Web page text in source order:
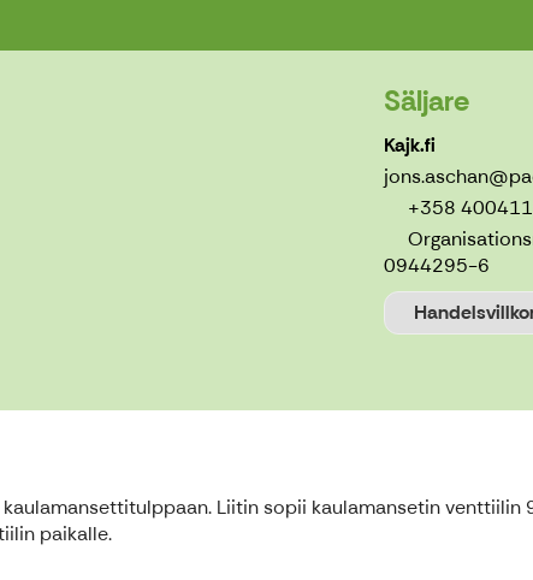
Säljare
Kajk.fi
+358
0944295-6
Liitin sopii kaulamansetin venttiilin
paikalle.